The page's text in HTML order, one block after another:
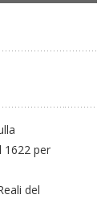
1622 per
del